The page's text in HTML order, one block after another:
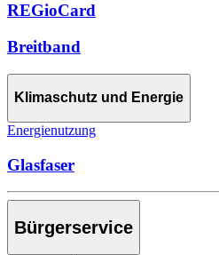
REGioCard
Breitband
Klimaschutz und Energie
Energienutzung
Glasfaser
Bürgerservice